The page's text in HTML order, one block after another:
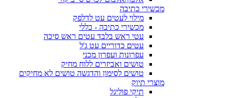
מכשירי כתיבה
מילוי לעטים עט לדלפק
מכשירי כתיבה - כללי
עטי ראש בלבד עטים ראש סיכה
עטים כדוריים עט ג'ל
עפרונות ועפרון מכני
טושים ואביזרים ללוח מחיק
טושים לסימון והדגשה טושים לא מחיקים
מוצרי תיוק
תיקי פוליגל